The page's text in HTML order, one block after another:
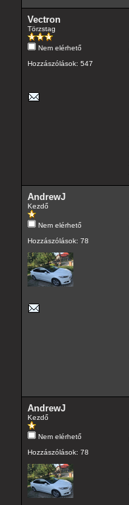
Vectron
Törzstag
Nem elérhető
Hozzászólások: 547
AndrewJ
Kezdő
Nem elérhető
Hozzászólások: 78
AndrewJ
Kezdő
Nem elérhető
Hozzászólások: 78